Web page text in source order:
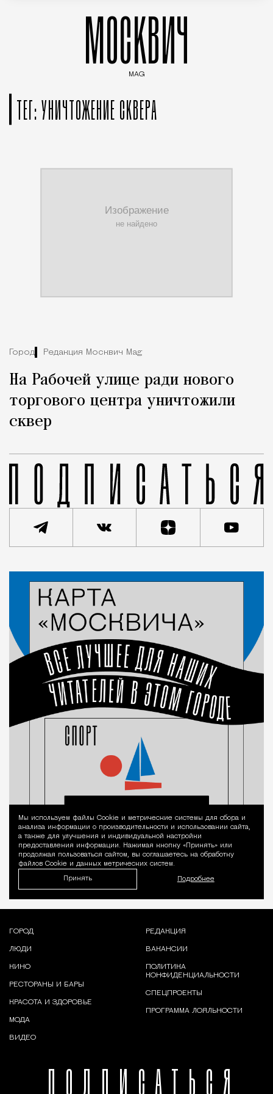
МОСКВИЧ
MAG
ТЕГ: УНИЧТОЖЕНИЕ СКВЕРА
Город Редакция Москвич Mag
На Рабочей улице ради нового
торгового центра уничтожили
сквер
Уведомление
Мы используем файлы Сookie и метрические системы для сбора и
анализа информации о производительности и использовании сайта,
а также для улучшения и индивидуальной настройки
предоставления информации. Нажимая кнопку «Принять» или
продолжая пользоваться сайтом, вы соглашаетесь на обработку
файлов Cookie и данных метрических систем.
Принять Подробнее
ПОДПИСАТЬСЯ
ГОРОД
ЛЮДИ
КИНО
РЕСТОРАНЫ И БАРЫ
КРАСОТА И ЗДОРОВЬЕ
МОДА
ВИДЕО
РЕДАКЦИЯ
ВАКАНСИИ
ПОЛИТИКА
КОНФИДЕНЦИАЛЬНОСТИ
СПЕЦПРОЕКТЫ
ПРОГРАММА ЛОЯЛЬНОСТИ